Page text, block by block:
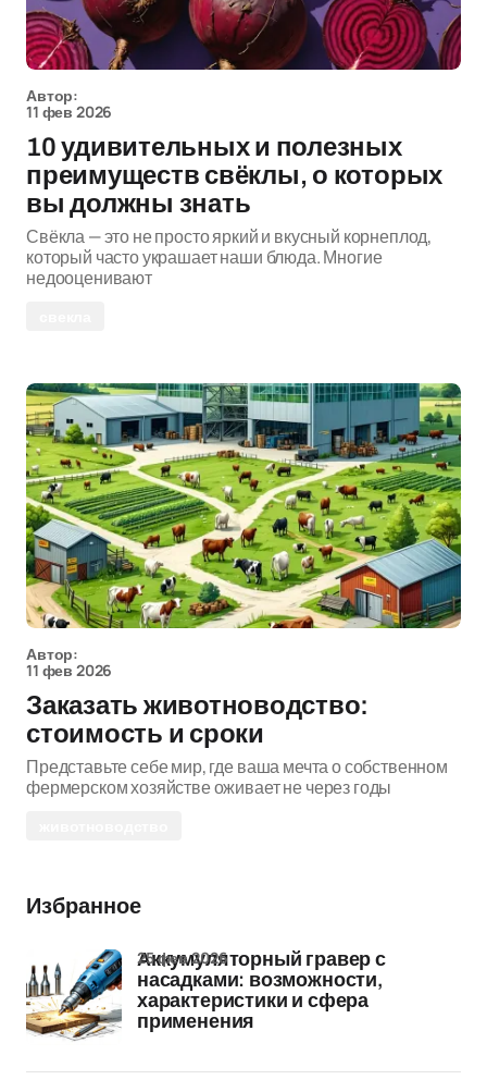
Автор:
11 фев 2026
10 удивительных и полезных
преимуществ свёклы, о которых
вы должны знать
Свёкла — это не просто яркий и вкусный корнеплод,
который часто украшает наши блюда. Многие
недооценивают
Автор:
11 фев 2026
Заказать животноводство:
стоимость и сроки
Представьте себе мир, где ваша мечта о собственном
фермерском хозяйстве оживает не через годы
Избранное
Аккумуляторный гравер с
насадками: возможности,
характеристики и сфера
применения
25 фев 2026